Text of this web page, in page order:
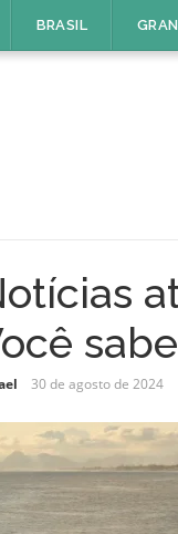
BRASIL
30 de agosto de 2024